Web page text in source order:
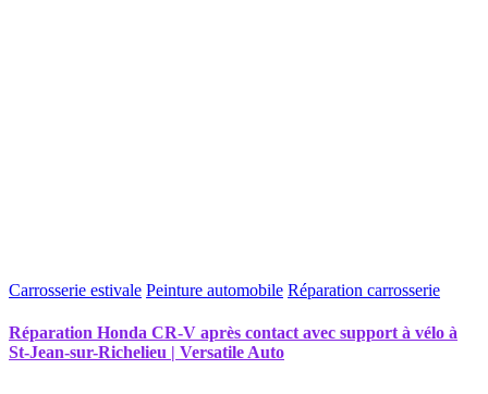
Carrosserie estivale Peinture automobile Réparation carrosserie
Réparation Honda CR-V après contact avec support à vélo à
St-Jean-sur-Richelieu | Versatile Auto